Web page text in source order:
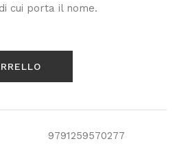
cui porta il nome.
9791259570277